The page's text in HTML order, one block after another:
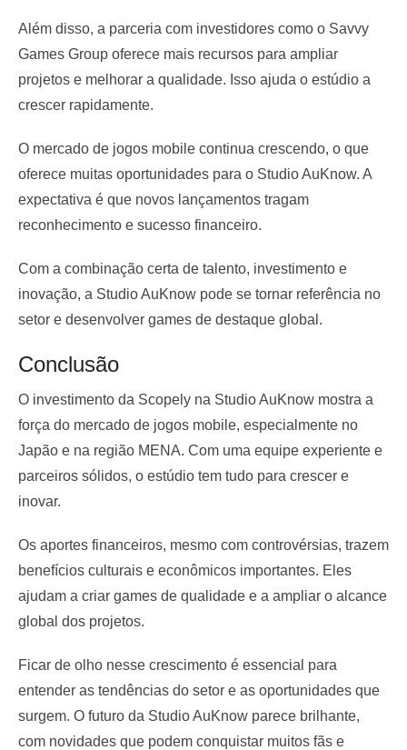
Além disso, a parceria com investidores como o Savvy
Games Group oferece mais recursos para ampliar
projetos e melhorar a qualidade. Isso ajuda o estúdio a
crescer rapidamente.
O mercado de jogos mobile continua crescendo, o que
oferece muitas oportunidades para o Studio AuKnow. A
expectativa é que novos lançamentos tragam
reconhecimento e sucesso financeiro.
Com a combinação certa de talento, investimento e
inovação, a Studio AuKnow pode se tornar referência no
setor e desenvolver games de destaque global.
Conclusão
O investimento da Scopely na Studio AuKnow mostra a
força do mercado de jogos mobile, especialmente no
Japão e na região MENA. Com uma equipe experiente e
parceiros sólidos, o estúdio tem tudo para crescer e
inovar.
Os aportes financeiros, mesmo com controvérsias, trazem
benefícios culturais e econômicos importantes. Eles
ajudam a criar games de qualidade e a ampliar o alcance
global dos projetos.
Ficar de olho nesse crescimento é essencial para
entender as tendências do setor e as oportunidades que
surgem. O futuro da Studio AuKnow parece brilhante,
com novidades que podem conquistar muitos fãs e